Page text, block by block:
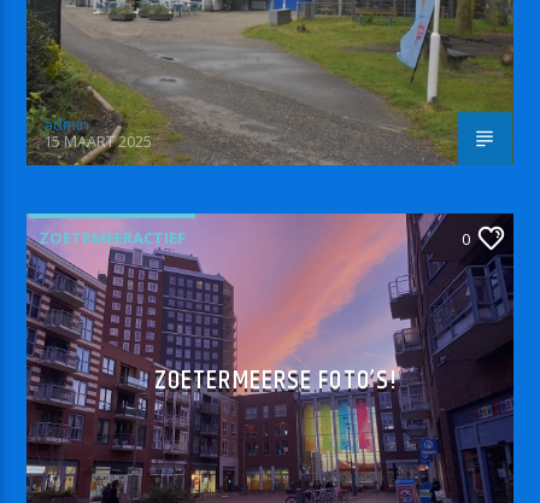
admin
15 MAART 2025
ZOETRMEERACTIEF 0
ZOETERMEERSE FOTO’S!